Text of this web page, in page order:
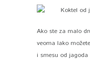
Ako ste za malo
veoma lako
i smesu od jagoda